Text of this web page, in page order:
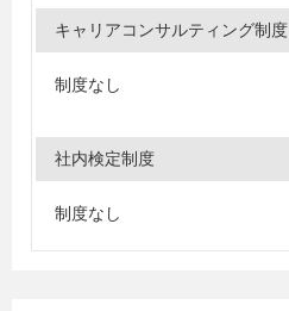
キャリアコンサルティング制度
制度なし
社内検定制度
制度なし